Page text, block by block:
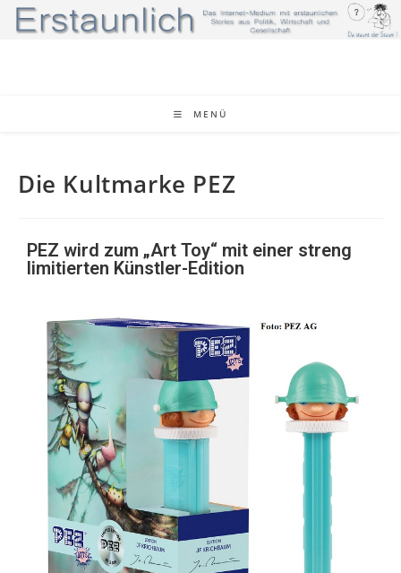
MENÜ
Die Kultmarke PEZ
PEZ wird zum „Art Toy“ mit einer streng
limitierten Künstler-Edition